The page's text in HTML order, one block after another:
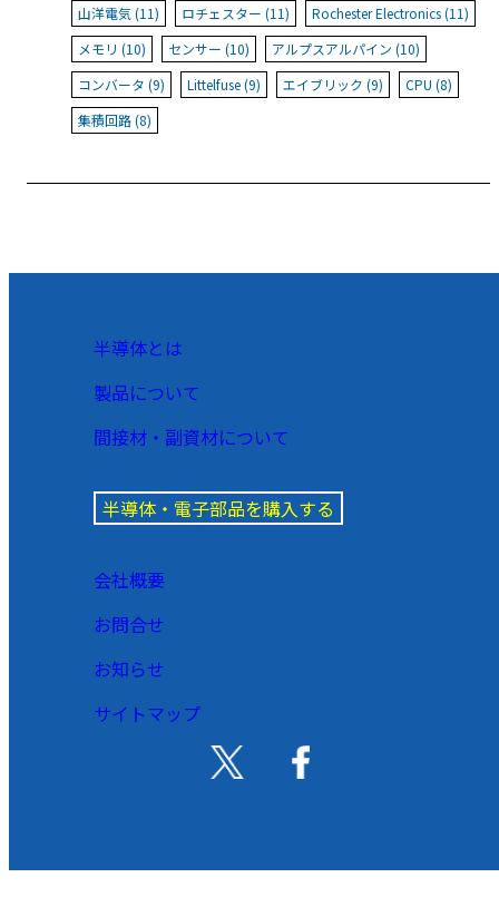
山洋電気 (11)
ロチェスター (11)
Rochester Electronics (11)
メモリ (10)
センサー (10)
アルプスアルパイン (10)
コンバータ (9)
Littelfuse (9) エイブリック (9)
CPU (8)
集積回路 (8)
半導体とは
製品について
間接材・副資材について
半導体・電子部品を購入する
会社概要
お問合せ
お知らせ
サイトマップ